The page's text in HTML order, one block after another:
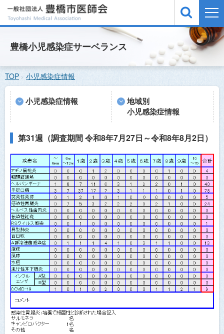
緊急医案内
休日夜間急病診療所
小児感染症情報
予防接種
医師会概要
お問い合わせ
サイトマップ
医師会員ログイン
豊橋小児感染症サーベランス
TOP 小児感染症情報
小児感染症情報
地域別
小児感染症情報
第31週（調査期間 令和8年7月27日～令和8年8月2日）